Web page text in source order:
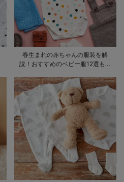
春生まれの赤ちゃんの服装を解
説！おすすめのベビー服12選も合